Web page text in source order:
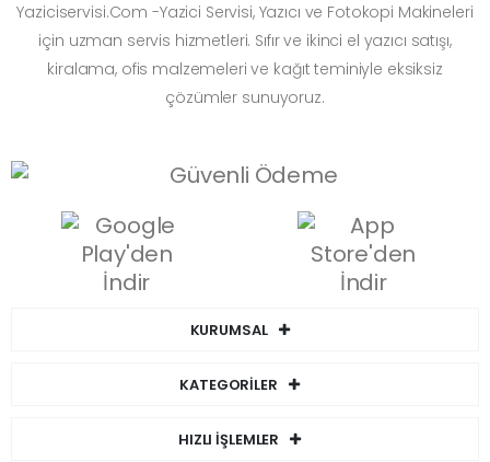
Yaziciservisi.Com -Yazici Servisi, Yazıcı ve Fotokopi Makineleri
için uzman servis hizmetleri. Sıfır ve ikinci el yazıcı satışı,
kiralama, ofis malzemeleri ve kağıt teminiyle eksiksiz
çözümler sunuyoruz.
KURUMSAL
KATEGORİLER
HIZLI İŞLEMLER